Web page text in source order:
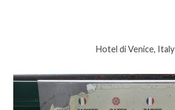
Hotel di Venice, Italy